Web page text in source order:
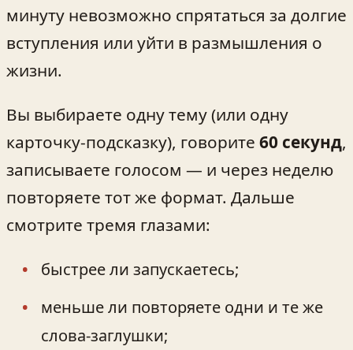
минуту невозможно спрятаться за долгие
вступления или уйти в размышления о
жизни.
Вы выбираете одну тему (или одну
карточку-подсказку), говорите 60 секунд,
записываете голосом — и через неделю
повторяете тот же формат. Дальше
смотрите тремя глазами:
быстрее ли запускаетесь;
меньше ли повторяете одни и те же
слова-заглушки;